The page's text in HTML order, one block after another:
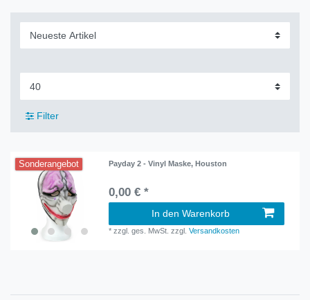
Filter
Sonderangebot Payday 2 - Vinyl Maske, Houston
0,00 € *
In den Warenkorb
*zzgl. ges. MwSt. zzgl.Versandkosten